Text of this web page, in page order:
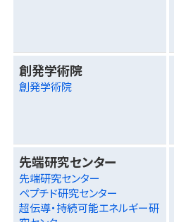
創発学術院
創発学術院
先端研究センター
先端研究センター
ペプチド研究センター
超伝導・持続可能エネルギー研